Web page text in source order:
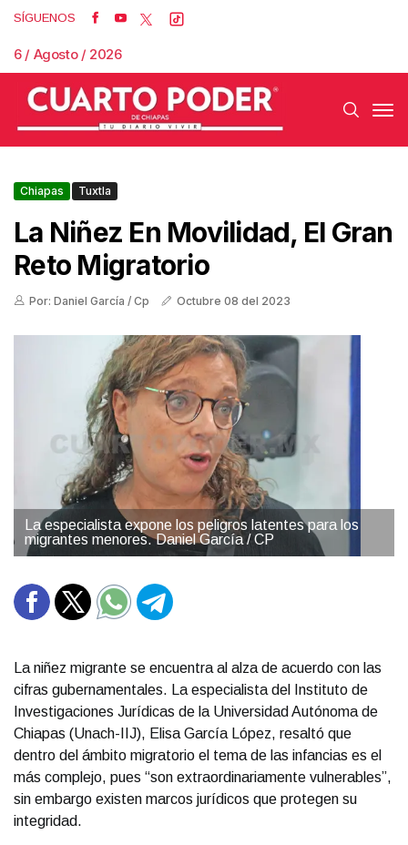
SÍGUENOS
6 / Agosto / 2026
Chiapas Tuxtla
La Niñez En Movilidad, El Gran
Reto Migratorio
Por: Daniel García / Cp Octubre 08 del 2023
La especialista expone los peligros latentes para los
migrantes menores. Daniel García / CP
La niñez migrante se encuentra al alza de acuerdo con las
cifras gubernamentales. La especialista del Instituto de
Investigaciones Jurídicas de la Universidad Autónoma de
Chiapas (Unach-IIJ), Elisa García López, resaltó que
dentro del ámbito migratorio el tema de las infancias es el
más complejo, pues “son extraordinariamente vulnerables”,
sin embargo existen marcos jurídicos que protegen su
integridad.